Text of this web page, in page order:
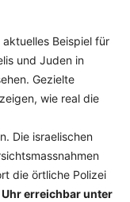
Beispiel für
und Juden in
Gezielte
wie real die
Die israelischen
die örtliche Polizei
erreichbar unter